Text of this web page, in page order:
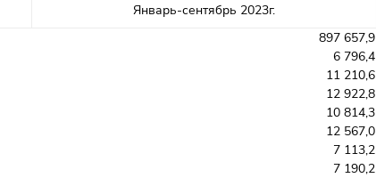
Январь-сентябрь 2023г.
897 657,9
6 796,4
11 210,6
12 922,8
10 814,3
12 567,0
7 113,2
7 190,2